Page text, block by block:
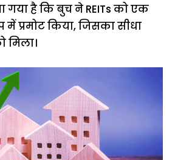
गया है कि बुच ने REITs को एक
प्रमोट किया, जिसका सीधा
मिला।